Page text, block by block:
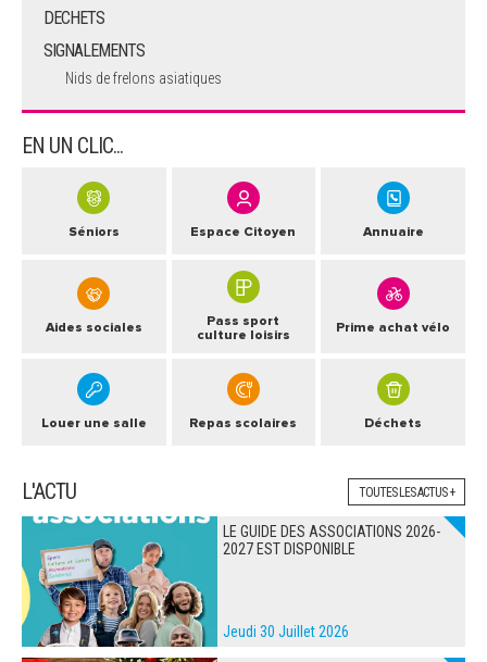
DECHETS
SIGNALEMENTS
Nids de frelons asiatiques
EN UN CLIC...
Séniors Espace Citoyen Annuaire
Aides sociales
Pass sport
culture loisirs
Prime achat vélo
Louer une salle Repas scolaires Déchets
L'ACTU TOUTES LES ACTUS +
LE GUIDE DES ASSOCIATIONS 2026-
2027 EST DISPONIBLE
Jeudi 30 Juillet 2026